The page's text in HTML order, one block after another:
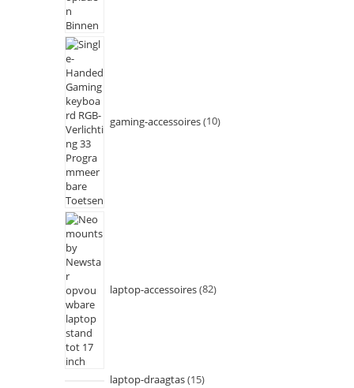
gaming-accessoires 10
laptop-accessoires 82
laptop-draagtas 15